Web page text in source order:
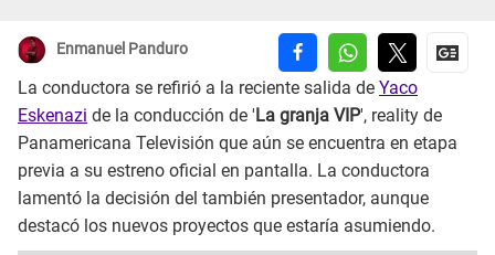
Enmanuel Panduro
La conductora se refirió a la reciente salida de Yaco
Eskenazi de la conducción de ' La granja VIP', reality de
Panamericana Televisión que aún se encuentra en etapa
previa a su estreno oficial en pantalla. La conductora
lamentó la decisión del también presentador, aunque
destacó los nuevos proyectos que estaría asumiendo.